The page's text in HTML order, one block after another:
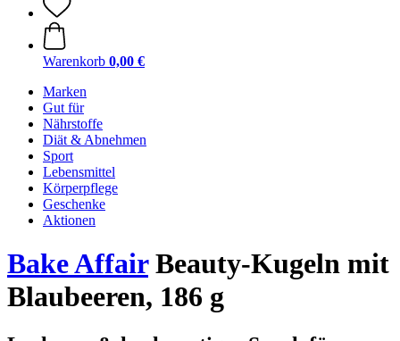
Warenkorb 0,00 €
Marken
Gut für
Nährstoffe
Diät & Abnehmen
Sport
Lebensmittel
Körperpflege
Geschenke
Aktionen
Bake AffairBeauty-Kugeln mit
Blaubeeren, 186 g